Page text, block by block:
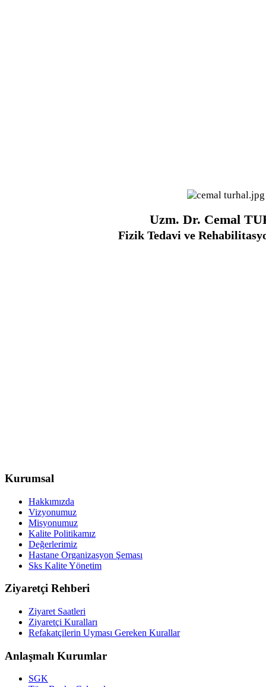
Uzm. Dr. Cemal
Fizik Tedavi ve
Kurumsal
Hakkımızda
Vizyonumuz
Misyonumuz
Kalite Politikamız
Değerlerimiz
Hastane Organizasyon Şeması
Sks Kalite Yönetim
Ziyaretçi Rehberi
Ziyaret Saatleri
Ziyaretçi Kuralları
Refakatçilerin Uyması Gereken Kurallar
Anlaşmalı Kurumlar
SGK